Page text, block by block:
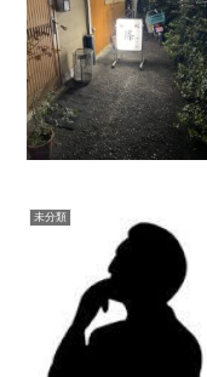
未分類